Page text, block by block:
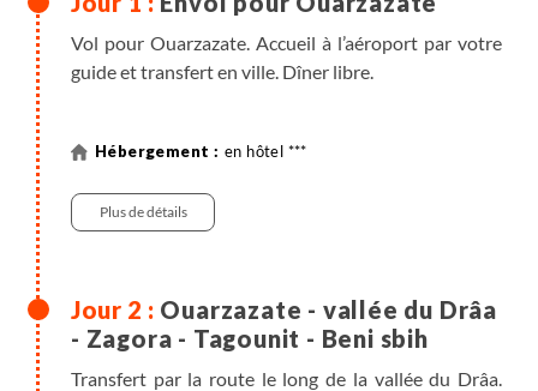
Vol pour Ouarzazate. Accueil à l’aéroport par votre
guide et transfert en ville. Dîner libre.
en hôtel ***
Plus de détails
Ouarzazate - vallée du Drâa
- Zagora - Tagounit - Beni sbih
Transfert par la route le long de la vallée du Drâa.